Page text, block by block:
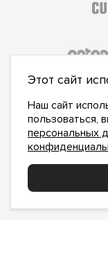
с
Этот сайт
Наш сайт
пользоваться,
персональных